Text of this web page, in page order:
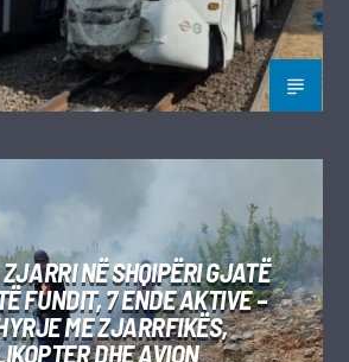
NË SHQIPËRI GJATË
FUNDIT, 7 ENDE AKTIVE –
ME ZJARRFIKËS,
DHE AVION